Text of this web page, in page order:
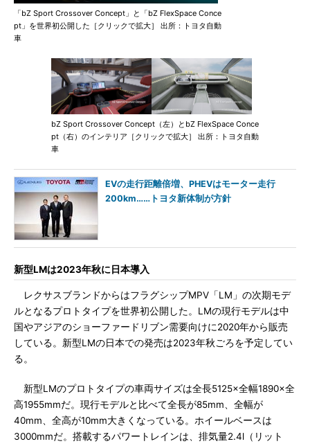
「bZ Sport Crossover Concept」と「bZ FlexSpace Conce
pt」を世界初公開した［クリックで拡大］ 出所：トヨタ自動
車
bZ Sport Crossover Concept（左）とbZ FlexSpace Conce
pt（右）のインテリア［クリックで拡大］ 出所：トヨタ自動
車
EVの走行距離倍増、PHEVはモーター走行
200km……トヨタ新体制が方針
新型LMは2023年秋に日本導入
レクサスブランドからはフラグシップMPV「LM」の次期モデ
ルとなるプロトタイプを世界初公開した。LMの現行モデルは中
国やアジアのショーファードリブン需要向けに2020年から販売
している。新型LMの日本での発売は2023年秋ごろを予定してい
る。
新型LMのプロトタイプの車両サイズは全長5125×全幅1890×全
高1955mmだ。現行モデルと比べて全長が85mm、全幅が
40mm、全高が10mm大きくなっている。ホイールベースは
3000mmだ。搭載するパワートレインは、排気量2.4l（リット